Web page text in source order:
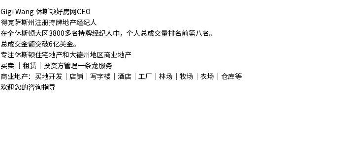
Gigi Wang 休斯顿好房网CEO
得克萨斯州注册持牌地产经纪人
在全休斯顿大区3800多名持牌经纪人中，个人总成交量排名前第八名。
总成交金额突破6亿美金。
专注休斯顿住宅地产和大德州地区商业地产
买卖 ｜租赁｜投资方管理一条龙服务
商业地产：买地开发｜店铺｜写字楼｜酒店｜工厂｜林场｜牧场｜农场｜仓库等
欢迎您的咨询指导